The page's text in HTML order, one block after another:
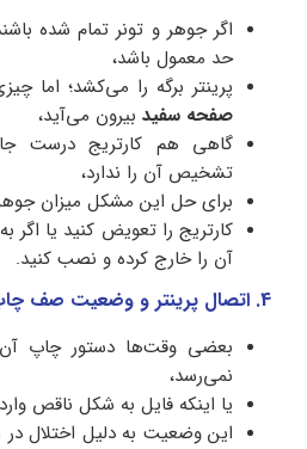
اگر جوهر و تونر تمام شده
حد معمول باشد،
پرینتر برگه را می‌کشد؛ اما
صفحه سفید بیرون می‌آید،
گاهی هم کارتریج درست جا
تشخیص آن را ندارد،
برای حل این مشکل میزان جوهر
کارتریج را تعویض کنید یا اگر
آن را خارج کرده و نصب کنید.
4. اتصال پرینتر و وضعیت صف چاپ را چک کنید
بعضی وقت‌ها دستور چاپ آن
نمی‌رسد،
یا اینکه فایل به شکل ناقص
این وضعیت به دلیل اختلال